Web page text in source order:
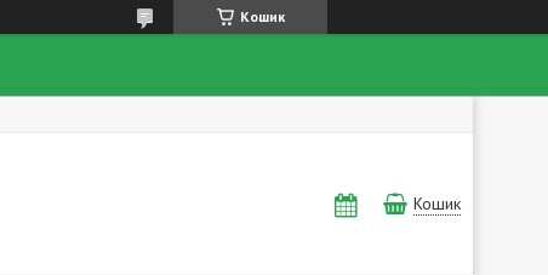
Кошик
Кошик